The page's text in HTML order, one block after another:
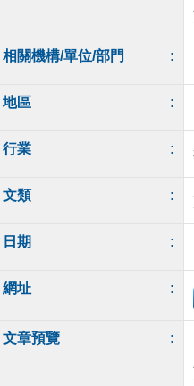
相關機構/單位/部門 :
地區 :
行業 :
文類 :
日期 :
網址 :
文章預覽 :